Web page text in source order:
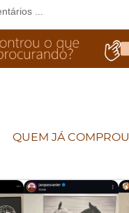
...
QUEM JÁ COMPROU